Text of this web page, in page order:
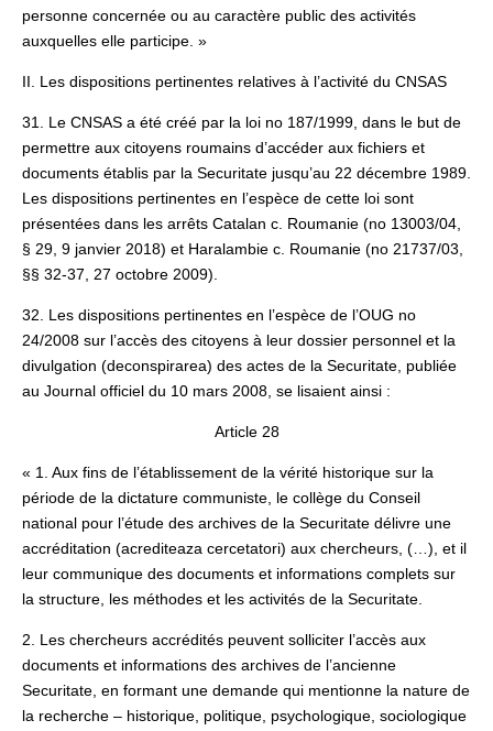
personne concernée ou au caractère public des activités
auxquelles elle participe. »
II. Les dispositions pertinentes relatives à l’activité du CNSAS
31. Le CNSAS a été créé par la loi no 187/1999, dans le but de
permettre aux citoyens roumains d’accéder aux fichiers et
documents établis par la Securitate jusqu’au 22 décembre 1989.
Les dispositions pertinentes en l’espèce de cette loi sont
présentées dans les arrêts Catalan c. Roumanie (no 13003/04,
§ 29, 9 janvier 2018) et Haralambie c. Roumanie (no 21737/03,
§§ 32-37, 27 octobre 2009).
32. Les dispositions pertinentes en l’espèce de l’OUG no
24/2008 sur l’accès des citoyens à leur dossier personnel et la
divulgation (deconspirarea) des actes de la Securitate, publiée
au Journal officiel du 10 mars 2008, se lisaient ainsi :
Article 28
« 1. Aux fins de l’établissement de la vérité historique sur la
période de la dictature communiste, le collège du Conseil
national pour l’étude des archives de la Securitate délivre une
accréditation (acrediteaza cercetatori) aux chercheurs, (…), et il
leur communique des documents et informations complets sur
la structure, les méthodes et les activités de la Securitate.
2. Les chercheurs accrédités peuvent solliciter l’accès aux
documents et informations des archives de l’ancienne
Securitate, en formant une demande qui mentionne la nature de
la recherche – historique, politique, psychologique, sociologique